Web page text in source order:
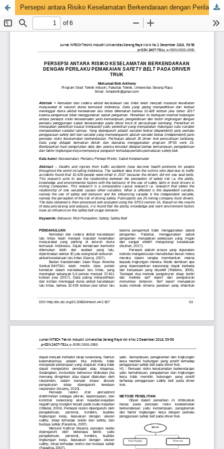
Persepsi antara Risiko Keselamatan Berkendaraan dengan Perilaku Pemakaian Safety Belt pada Driver Truk